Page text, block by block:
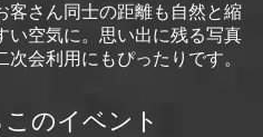
客さん同士の距離も自然と縮
い空気に。思い出に残る写真
会利用にもぴったりです。
のイベント